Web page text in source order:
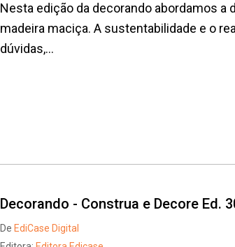
Nesta edição da decorando abordamos
madeira maciça. A sustentabilidade e o
dúvidas,...
Decorando - Construa e Decore Ed.
De EdiCase Digital